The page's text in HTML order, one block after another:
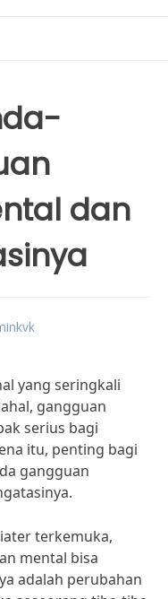
dan
yang seringkali
gangguan
serius bagi
itu, penting bagi
gangguan
terkemuka,
mental bisa
adalah perubahan